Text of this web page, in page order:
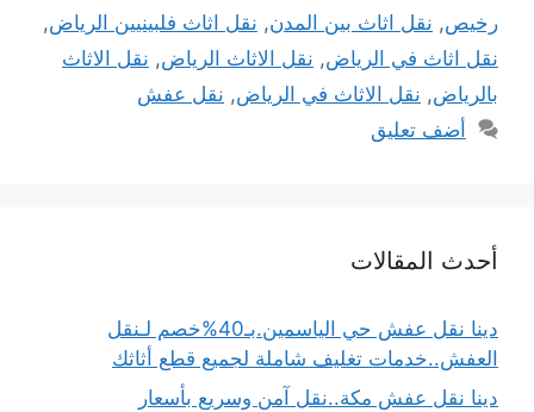
رخيص, نقل اثاث بين المدن, نقل اثاث فلبينيين الرياض,
نقل اثاث في الرياض, نقل الاثاث الرياض, نقل الاثاث
بالرياض, نقل الاثاث في الرياض, نقل عفش
أضف تعليق
أحدث المقالات
دينا نقل عفش حي الياسمين.بـ40%خصم لـنقل
العفش..خدمات تغليف شاملة لجميع قطع أثاثك
دينا نقل عفش مكة..نقل آمن وسريع بأسعار